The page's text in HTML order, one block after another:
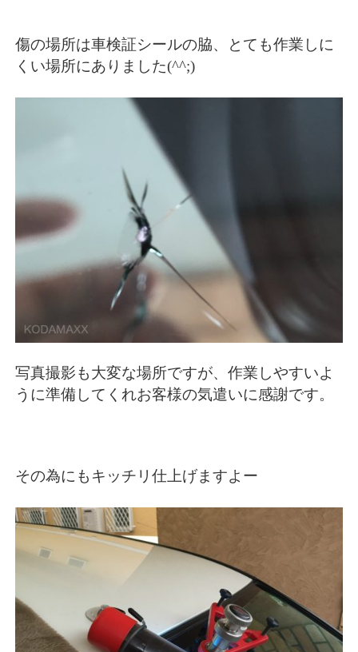
傷の場所は車検証シールの脇、とても作業しに
くい場所にありました(^^;)
写真撮影も大変な場所ですが、作業しやすいよ
うに準備してくれお客様の気遣いに感謝です。
その為にもキッチリ仕上げますよー